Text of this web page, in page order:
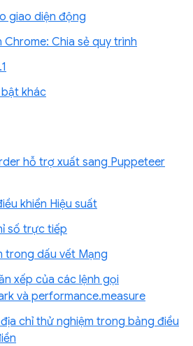
giao diện động
Chrome: Chia sẻ quy trình
khác
hỗ trợ xuất sang Puppeteer
khiển Hiệu suất
số trực tiếp
trong dấu vết Mạng
xếp của các lệnh gọi
và performance.measure
chỉ thử nghiệm trong bảng điều